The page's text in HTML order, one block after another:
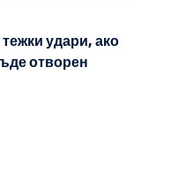
удари, ако
отворен